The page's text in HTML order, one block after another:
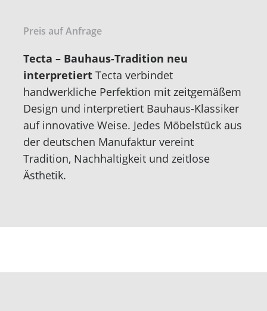
Preis auf Anfrage
Tecta – Bauhaus-Tradition neu
interpretiert Tecta verbindet
handwerkliche Perfektion mit zeitgemäßem
Design und interpretiert Bauhaus-Klassiker
auf innovative Weise. Jedes Möbelstück aus
der deutschen Manufaktur vereint
Tradition, Nachhaltigkeit und zeitlose
Ästhetik.